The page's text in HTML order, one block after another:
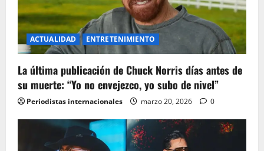
ACTUALIDAD ENTRETENIMIENTO
La última publicación de Chuck Norris días antes de
su muerte: “Yo no envejezco, yo subo de nivel”
Periodistas internacionales marzo 20, 2026 0